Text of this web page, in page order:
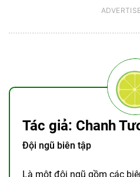
Tác giả: Chanh
Đội ngũ biên tập
Là một đội ngũ gồm các